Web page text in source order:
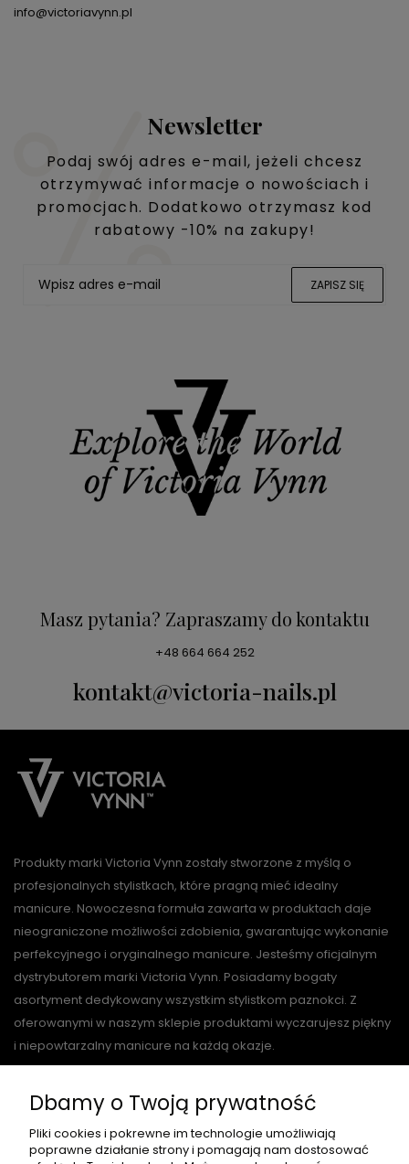
info@victoriavynn.pl
Newsletter
Podaj swój adres e-mail, jeżeli chcesz
otrzymywać informacje o nowościach i
promocjach. Dodatkowo otrzymasz kod
rabatowy -10% na zakupy!
ZAPISZ SIĘ
Masz pytania? Zapraszamy do kontaktu
+48 664 664 252
kontakt@victoria-nails.pl
Produkty marki Victoria Vynn zostały stworzone z myślą o
profesjonalnych stylistkach, które pragną mieć idealny
manicure. Nowoczesna formuła zawarta w produktach daje
nieograniczone możliwości zdobienia, gwarantując wykonanie
perfekcyjnego i oryginalnego manicure. Jesteśmy oficjalnym
dystrybutorem marki Victoria Vynn. Posiadamy bogaty
asortyment dedykowany wszystkim stylistkom paznokci. Z
oferowanymi w naszym sklepie produktami wyczarujesz piękny
i niepowtarzalny manicure na każdą okazje.
O NAS
Dbamy o Twoją prywatność
Pliki cookies i pokrewne im technologie umożliwiają
poprawne działanie strony i pomagają nam dostosować